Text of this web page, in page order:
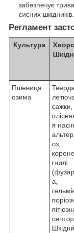
забезпечує
сисних шкідників.
Регламент
Культура
Пшениця
озима
сажки,
я
оз,
гнилі
а,